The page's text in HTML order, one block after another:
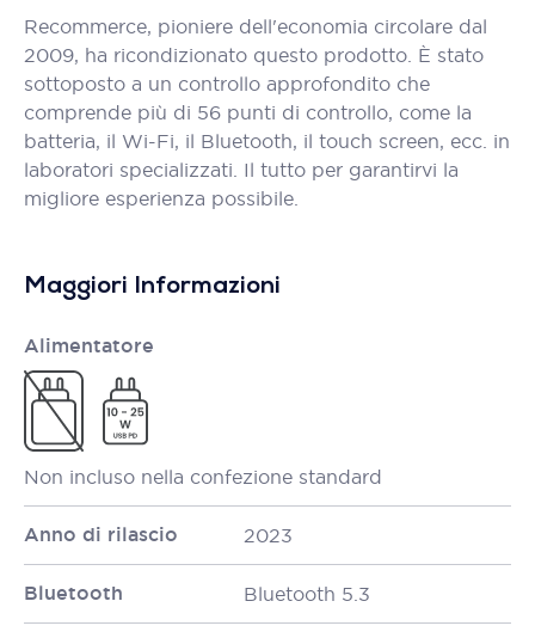
Recommerce, pioniere dell'economia circolare dal
2009, ha ricondizionato questo prodotto. È stato
sottoposto a un controllo approfondito che
comprende più di 56 punti di controllo, come la
batteria, il Wi-Fi, il Bluetooth, il touch screen, ecc. in
laboratori specializzati. Il tutto per garantirvi la
migliore esperienza possibile.
Maggiori Informazioni
Alimentatore
Non incluso nella confezione standard
Anno di rilascio 2023
Bluetooth Bluetooth 5.3